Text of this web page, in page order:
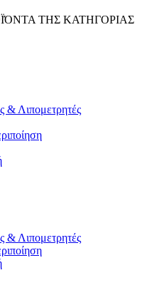
ΤΗΣ ΚΑΤΗΓΟΡΙΑΣ
& Λιπομετρητές
& Λιπομετρητές